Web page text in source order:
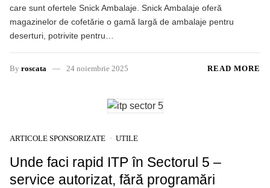
care sunt ofertele Snick Ambalaje. Snick Ambalaje oferă
magazinelor de cofetărie o gamă largă de ambalaje pentru
deserturi, potrivite pentru…
By roscata 24 noiembrie 2025 READ MORE
ARTICOLE SPONSORIZATE UTILE
Unde faci rapid ITP în Sectorul 5 –
service autorizat, fără programări